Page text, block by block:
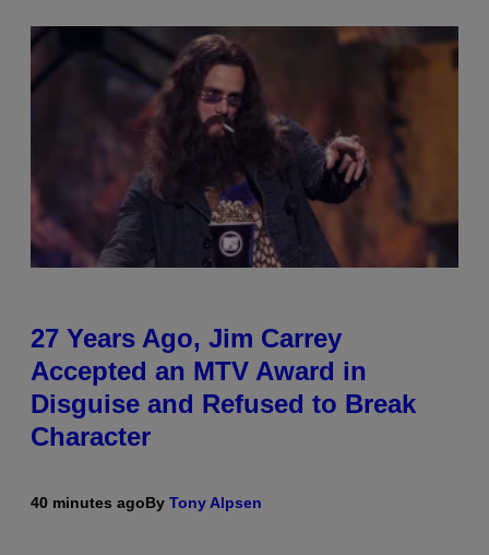
27 Years Ago, Jim Carrey
Accepted an MTV Award in
Disguise and Refused to Break
Character
40 minutes agoBy Tony Alpsen